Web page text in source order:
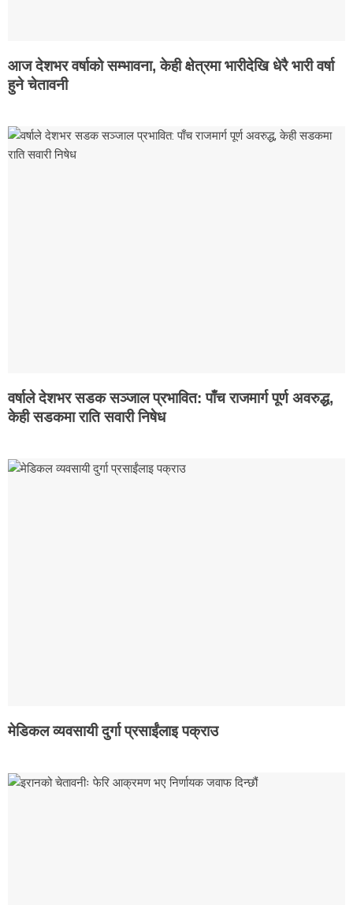
आज देशभर वर्षाको सम्भावना, केही क्षेत्रमा भारीदेखि धेरै भारी वर्षा
हुने चेतावनी
वर्षाले देशभर सडक सञ्जाल प्रभावित: पाँच राजमार्ग पूर्ण अवरुद्ध,
केही सडकमा राति सवारी निषेध
मेडिकल व्यवसायी दुर्गा प्रसाईंलाइ पक्राउ